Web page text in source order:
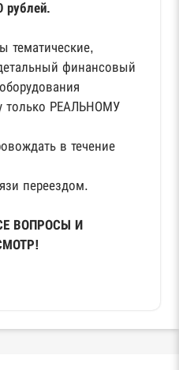
рублей.
тематические,
финансовый
только РЕАЛЬНОМУ
в течение
переездом.
ВОПРОСЫ И